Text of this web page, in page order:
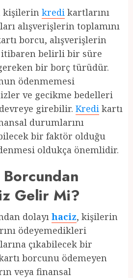
kişilerin kredi kartlarını
alışverişlerin toplamını
borcu, alışverişlerin
itibaren belirli bir süre
bir borç türüdür.
ödenmemesi
ve gecikme bedelleri
girebilir. Kredi kartı
durumlarını
bir faktör olduğu
oldukça önemlidir.
Borcundan
Gelir Mi?
dolayı haciz, kişilerin
ödeyemedikleri
çıkabilecek bir
borcunu ödemeyen
veya finansal